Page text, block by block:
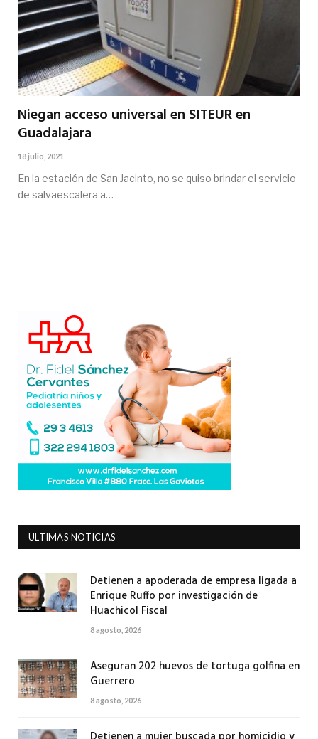
Niegan acceso universal en SITEUR en
Guadalajara
18 julio, 2021
En la estación de San Jacinto, no se quiso brindar el servicio
de salvaescalera a…
ULTIMAS NOTICIAS
Detienen a apoderada de empresa ligada a
Enrique Ruffo por investigación de
Huachicol Fiscal
8 agosto, 2026
Aseguran 202 huevos de tortuga golfina en
Guerrero
8 agosto, 2026